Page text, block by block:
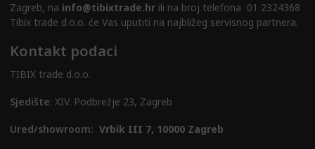
Zagreb, na info@tibixtrade.hrili na broj telefona 01 2324368 .
Tibix trade d.o.o. će Vas uputiti na najbližeg servisnog partnera.
Kontakt podaci
TIBIX trade d.o.o.
Sjedište: XIV. Podbrežje 23, Zagreb
Ured/showroom: Vrbik III 7, 10000 Zagreb